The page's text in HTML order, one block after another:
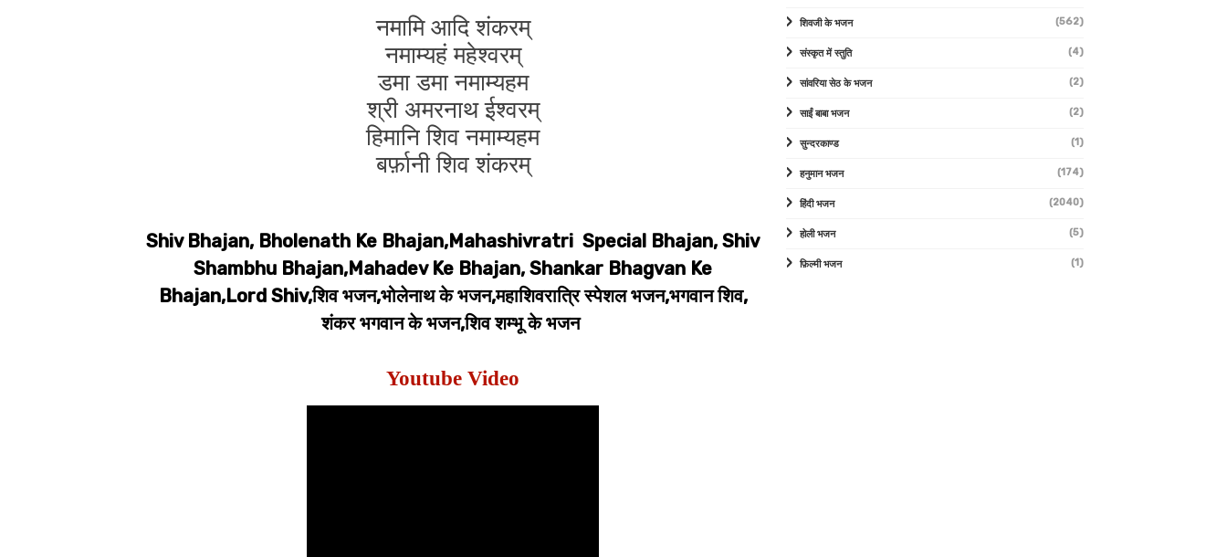
नमामि आदि शंकरम्
नमाम्यहं महेश्वरम्
डमा डमा नमाम्यहम
श्री अमरनाथ ईश्वरम्
हिमानि शिव नमाम्यहम
बर्फ़ानी शिव शंकरम्
Shiv Bhajan, Bholenath Ke Bhajan,Mahashivratri Special Bhajan, Shiv
Shambhu Bhajan,Mahadev Ke Bhajan, Shankar Bhagvan Ke
Bhajan,Lord Shiv,शिव भजन,भोलेनाथ के भजन,महाशिवरात्रि स्पेशल भजन,भगवान शिव,
शंकर भगवान के भजन,शिव शम्भू के भजन
Youtube Video
शिवजी के भजन (562)
संस्कृत में स्तुति (4)
सांवरिया सेठ के भजन (2)
साईं बाबा भजन (2)
सुन्दरकाण्ड (1)
हनुमान भजन (174)
हिंदी भजन (2040)
होली भजन (5)
फ़िल्मी भजन (1)